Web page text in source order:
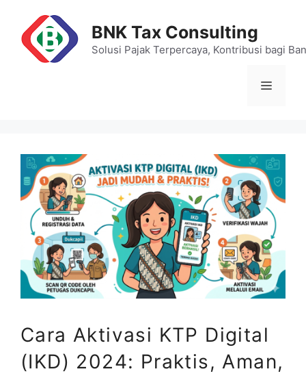
content
BNK Tax Consulting
Solusi Pajak Terpercaya, Kontribusi bagi
Menu
Cara Aktivasi KTP Digital
(IKD) 2024: Praktis, Aman,